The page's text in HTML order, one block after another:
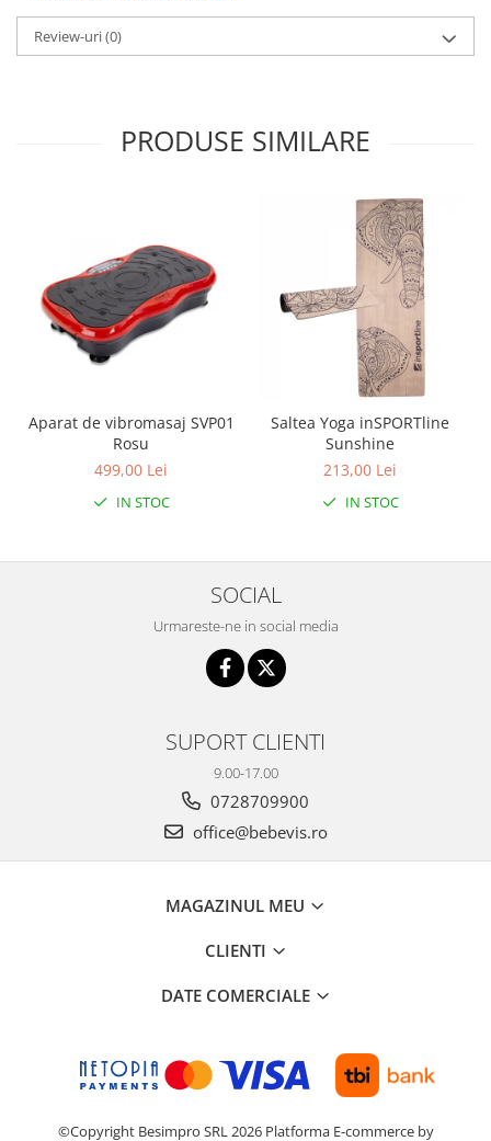
Review-uri(0)
PRODUSE SIMILARE
Aparat de vibromasaj SVP01
Rosu
499,00 Lei
IN STOC
Saltea Yoga inSPORTline
Sunshine
213,00 Lei
IN STOC
SOCIAL
Urmareste-ne in social media
SUPORT CLIENTI
9.00-17.00
0728709900
office@bebevis.ro
MAGAZINUL MEU
CLIENTI
DATE COMERCIALE
©Copyright Besimpro SRL 2026 Platforma E-commerce by